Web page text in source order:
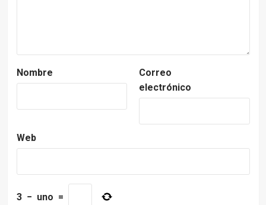
Nombre
Correo
electrónico
Web
3 − uno =